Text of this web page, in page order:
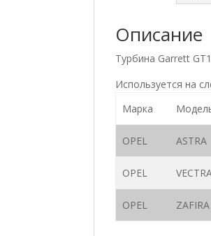
Описание
Турбина Garrett
Используется на
Марка
OPEL ASTRA
OPEL
OPEL ZAFIRA